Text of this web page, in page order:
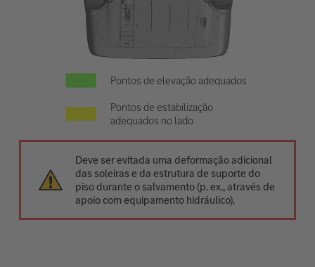
Pontos de elevação adequados
Pontos de estabilização
adequados no lado
Deve ser evitada uma deformação adicional
das soleiras e da estrutura de suporte do
piso durante o salvamento (p. ex., através de
apoio com equipamento hidráulico).